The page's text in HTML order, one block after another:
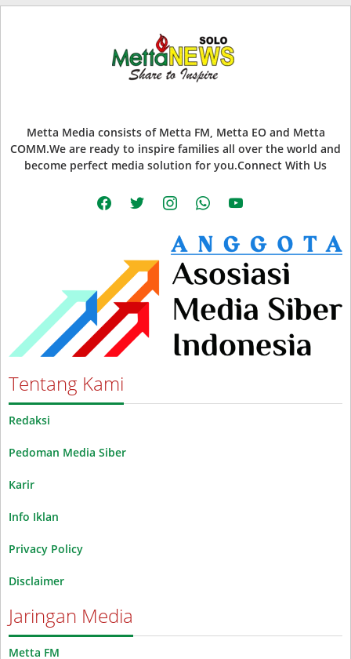
Metta Media consists of Metta FM, Metta EO and Metta
COMM.We are ready to inspire families all over the world and
become perfect media solution for you.Connect With Us
facebooktwitter instagramwhatsappyoutube
Tentang Kami
Redaksi
Pedoman Media Siber
Karir
Info Iklan
Privacy Policy
Disclaimer
Jaringan Media
Metta FM